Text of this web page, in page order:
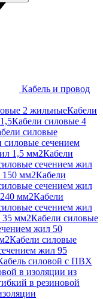
Кабель и провод
2 жильныеКабели
Кабели силовые 4
силовые
силовые сечением
1,5 мм2Кабели
сечением жил
150 мм2Кабели
сечением жил
мм2Кабели
сечением жил
35 мм2Кабели силовые
жил 50
Кабели силовые
жил 95
силовой с ПВХ
в изоляции из
в резиновой